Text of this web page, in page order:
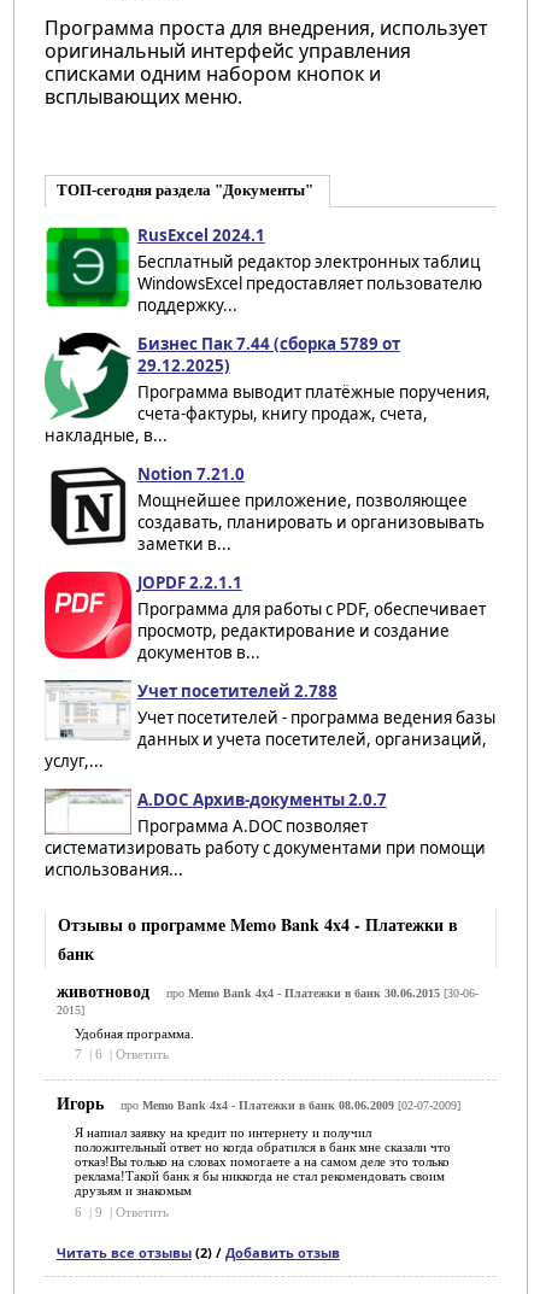
Программа проста для внедрения, использует
оригинальный интерфейс управления
списками одним набором кнопок и
всплывающих меню.
ТОП-сегодня раздела "Документы"
RusExcel 2024.1
Бесплатный редактор электронных таблиц
WindowsExcel предоставляет пользователю
поддержку...
Бизнес Пак 7.44 (сборка 5789 от
29.12.2025)
Программа выводит платёжные поручения,
счета-фактуры, книгу продаж, счета,
накладные, в...
Notion 7.21.0
Мощнейшее приложение, позволяющее
создавать, планировать и организовывать
заметки в...
JOPDF 2.2.1.1
Программа для работы с PDF, обеспечивает
просмотр, редактирование и создание
документов в...
Учет посетителей 2.788
Учет посетителей - программа ведения базы
данных и учета посетителей, организаций,
услуг,...
A.DOC Архив-документы 2.0.7
Программа A.DOC позволяет
систематизировать работу с документами при помощи
использования...
Отзывы о программе Memo Bank 4x4 - Платежки в
банк
животновод
про Memo Bank 4x4 - Платежки в банк 30.06.2015[30-06-
2015]
Удобная программа.
7
6 Ответить
Игорь про Memo Bank 4x4 - Платежки в банк 08.06.2009[02-07-2009]
Я напиал заявку на кредит по интернету и получил
положительный ответ но когда обратился в банк мне сказали что
отказ!Вы только на словах помогаете а на самом деле это только
реклама!Такой банк я бы никкогда не стал рекомендовать своим
друзьям и знакомым
6
| 9 | Ответить
Читать все отзывы(2) / Добавить отзыв